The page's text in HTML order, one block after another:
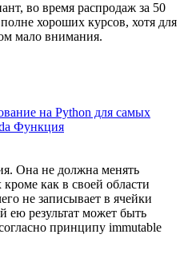
во время распродаж за 50
хороших курсов, хотя для
мало внимания.
на Python для самых
Функция
Она не должна менять
как в своей области
не записывает в ячейки
ею результат может быть
принципу immutable